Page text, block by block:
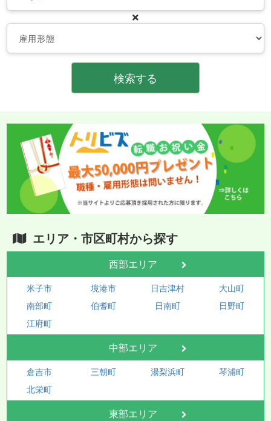
検索する
エリア・市区町村から探す
西部エリア
米子市 境港市 日吉津村
大山町
南部町
伯耆町 日南町
日野町
江府町
中部エリア
倉吉市 三朝町 湯梨浜町
琴浦町
北栄町
東部エリア